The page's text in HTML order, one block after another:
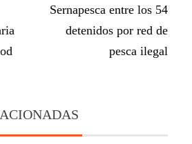
Sernapesca entre los 54
detenidos por red de
pesca ilegal